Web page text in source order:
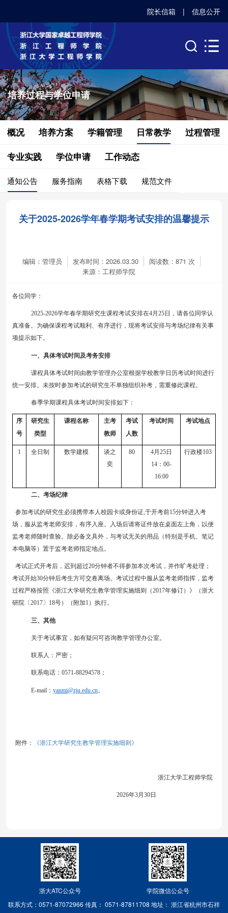
院长信箱 | 信息公开
培养过程与学位申请
概况 培养方案 学籍管理 日常教学
通知公告 服务指南 表格下载 规范文件
过程管理
专业实践
学位申请 工作动态
关于2025-2026学年春学期考试安排的温馨提示
编辑：管理员 发布时间：2026.03.30 阅读数： 871 次
来源：工程师学院
各位同学：
2025-2026学年春学期研究生课程考试安排在4月25日 ， 请各位同学认
真准备。为确保课程考试顺利、有序进行，现将考试安排与考场纪律有关事
项提示如下。
一、具体考试时间及考务安排
课程具体考试时间由教学管理办公室根据学校教学日历考试时间进行
统一安排。 未按时参加考试的研究生不单独组织补考，需重修此课程。
春季学期课程具体考试时间安排如下：
序
号
研究生
类型
课程名称
主考
教师
考试
人数
考试时间 考试地点
1 全日制 数学建模
谈之
奕
80 4月 25日
14：00-
16:00
行政楼103
二、考场纪律
参加考试的研究生必须携带本人校园卡或身份证,于开考前15分钟进入考
场，服从监考老师安排，有序入座。入场后请将证件放在桌面左上角，以便
监考老师随时查验。除必备文具外，与考试无关的用品（特别是手机、笔记
本电脑等） 置于监考老师指定地点。
考试正式开考后，迟到超过20分钟者不得参加本次考试，并作旷考处理；
考试开始30分钟后考生方可交卷离场。考试过程中服从监考老师指挥，监考
过程严格按照《浙江大学研究生教学管理实施细则（2017年修订）》（浙大
研院〔2017〕18号）（附加1）执行。
三、其他
关于考试事宜，如有疑问可咨询教学管理办公室。
联系人： 严密 ；
联系电话 ： 0571-88294578 ；
E-mail ： yanmi@zju.edu.cn。
附件： 《浙江大学研究生教学管理实施细则》
浙江大学工程师学院
2026年3月 30日
浙大ATC公众号
学院微信公众号
联系方式：0571-87072966 传真： 0571-87811708 地址： 浙江省杭州市石祥